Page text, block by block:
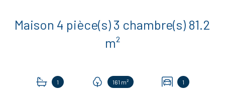
Maison 4 pièce(s) 3 chambre(s) 81.2
m²
1 161 m² 1